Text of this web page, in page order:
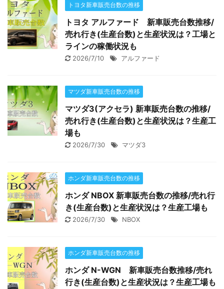
トヨタ新車販売台数の推移
トヨタ アルファード 新車販売台数推移/
売れ行き(生産台数)と生産状況は？工場と
ラインの稼働状況も
2026/7/10 アルファード
マツダ新車販売台数の推移
マツダ3(アクセラ) 新車販売台数の推移/
売れ行き(生産台数)と生産状況は？生産工
場も
2026/7/30 マツダ3
ホンダ新車販売台数の推移
ホンダ NBOX 新車販売台数の推移/売れ行
き(生産台数)と生産状況は？生産工場も
2026/7/30 NBOX
ホンダ新車販売台数の推移
ホンダ N-WGN 新車販売台数推移/売れ
行き(生産台数)と生産状況は？生産工場も